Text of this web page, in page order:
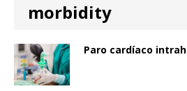
morbidity
Paro cardíaco